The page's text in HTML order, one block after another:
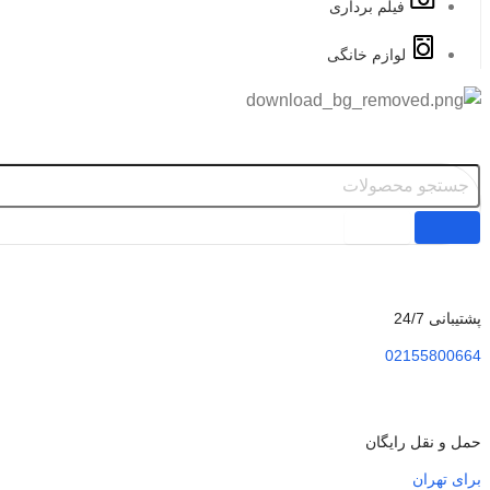
فیلم برداری
لوازم خانگی
پشتیبانی 24/7
02155800664
حمل و نقل رایگان
برای تهران